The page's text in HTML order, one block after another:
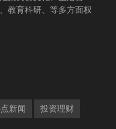
教育科研、等多方面权
新闻 投资理财